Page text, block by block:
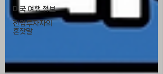
미국 여행 정보
전업투자자의
혼잣말